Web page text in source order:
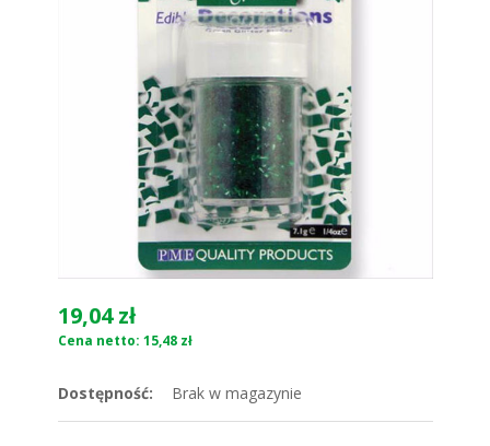
19,04 zł
Cena netto: 15,48 zł
Dostępność: Brak w magazynie